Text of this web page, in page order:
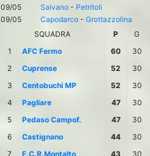
09/05
Salvano - Petritoli
09/05
Capodarco - Grottazzolina
SQUADRA
P G
1
AFC Fermo 60 30
2
Cuprense 52 30
3
Centobuchi MP 52 30
4
Pagliare 47 30
5
Pedaso Campof. 47 30
6
Castignano 44 30
7
F.C.R.Montalto 43 30